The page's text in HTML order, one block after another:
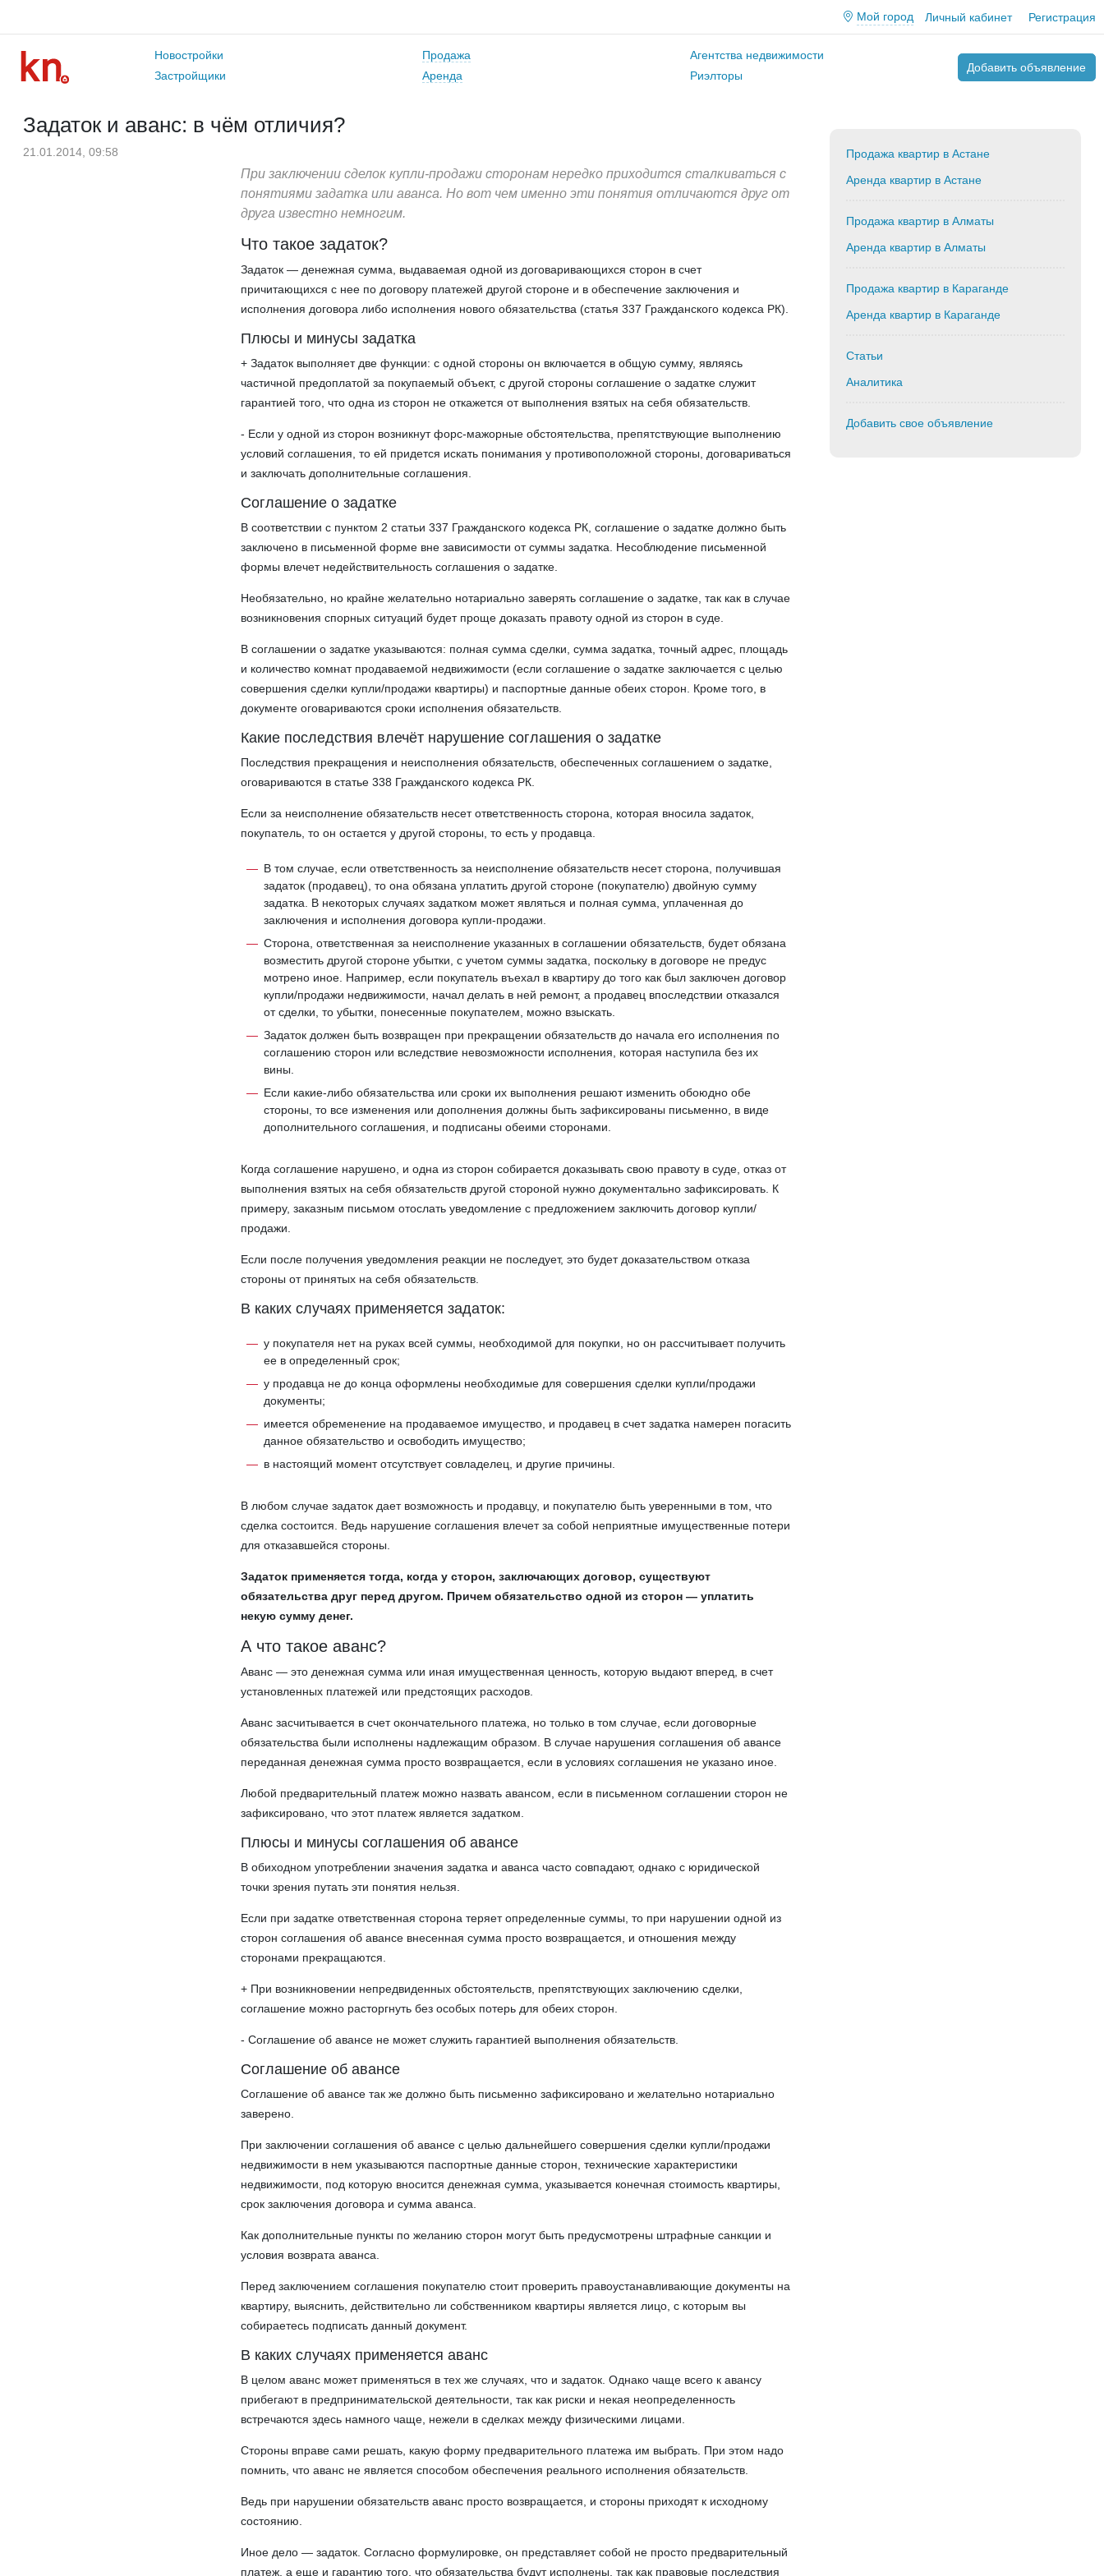
Мой город Личный кабинет Регистрация
Новостройки
Застройщики
Продажа
Аренда
Агентства недвижимости
Риэлторы
Добавить объявление
Задаток и аванс: в чём отличия?
21.01.2014, 09:58
При заключении сделок купли­-продажи сторонам нередко приходится сталкиваться с
понятиями задатка или аванса. Но вот чем именно эти понятия отличаются друг от
друга известно немногим.
Что такое задаток?
Задаток — денежная сумма, выдаваемая одной из договаривающихся сторон в счет
причитающихся с нее по договору платежей другой стороне и в обеспечение заключения и
исполнения договора либо исполнения нового обязательства (статья 337 Гражданского кодекса РК).
Плюсы и минусы задатка
+ Задаток выполняет две функции: с одной стороны он включается в общую сумму, являясь
частичной предоплатой за покупаемый объект, с другой стороны соглашение о задатке служит
гарантией того, что одна из сторон не откажется от выполнения взятых на себя обязательств.
- Если у одной из сторон возникнут форс­-мажорные обстоятельства, препятствующие выполнению
условий соглашения, то ей придется искать понимания у противоположной стороны, договариваться
и заключать дополнительные соглашения.
Соглашение о задатке
В соответствии с пунктом 2 статьи 337 Гражданского кодекса РК, соглашение о задатке должно быть
заключено в письменной форме вне зависимости от суммы задатка. Несоблюдение письменной
формы влечет недействительность соглашения о задатке.
Необязательно, но крайне желательно нотариально заверять соглашение о задатке, так как в случае
возникновения спорных ситуаций будет проще доказать правоту одной из сторон в суде.
В соглашении о задатке указываются: полная сумма сделки, сумма задатка, точный адрес, площадь
и количество комнат продаваемой недвижимости (если соглашение о задатке заключается с целью
совершения сделки купли/продажи квартиры) и паспортные данные обеих сторон. Кроме того, в
документе оговариваются сроки исполнения обязательств.
Какие последствия влечёт нарушение соглашения о задатке
Последствия прекращения и неисполнения обязательств, обеспеченных соглашением о задатке,
оговариваются в статье 338 Гражданского кодекса РК.
Если за неисполнение обязательств несет ответственность сторона, которая вносила задаток,
покупатель, то он остается у другой стороны, то есть у продавца.
В том случае, если ответственность за неисполнение обязательств несет сторона, получившая
задаток (продавец), то она обязана уплатить другой стороне (покупателю) двойную сумму
задатка. В некоторых случаях задатком может являться и полная сумма, уплаченная до
заключения и исполнения договора купли­-продажи.
Сторона, ответственная за неисполнение указанных в соглашении обязательств, будет обязана
возместить другой стороне убытки, с учетом суммы задатка, поскольку в договоре не предус­
мотрено иное. Например, если покупатель въехал в квартиру до того как был заключен договор
купли/продажи недвижимости, начал делать в ней ремонт, а продавец впоследствии отказался
от сделки, то убытки, понесенные покупателем, можно взыскать.
Задаток должен быть возвращен при прекращении обязательств до начала его исполнения по
соглашению сторон или вследствие невозможности исполнения, которая наступила без их
вины.
Если какие-­либо обязательства или сроки их выполнения решают изменить обоюдно обе
стороны, то все изменения или дополнения должны быть зафиксированы письменно, в виде
дополнительного соглашения, и подписаны обеими сторонами.
Когда соглашение нарушено, и одна из сторон собирается доказывать свою правоту в суде, отказ от
выполнения взятых на себя обязательств другой стороной нужно документально зафиксировать. К
примеру, заказным письмом отослать уведомление с предложением заключить договор купли/
продажи.
Если после получения уведомления реакции не последует, это будет доказательством отказа
стороны от принятых на себя обязательств.
В каких случаях применяется задаток:
у покупателя нет на руках всей суммы, необходимой для покупки, но он рассчитывает получить
ее в определенный срок;
у продавца не до конца оформлены необходимые для совершения сделки купли/продажи
документы;
имеется обременение на продаваемое имущество, и продавец в счет задатка намерен погасить
данное обязательство и освободить имущество;
в настоящий момент отсутствует совладелец, и другие причины.
В любом случае задаток дает возможность и продавцу, и покупателю быть уверенными в том, что
сделка состоится. Ведь нарушение соглашения влечет за собой неприятные имущественные потери
для отказавшейся стороны.
Задаток применяется тогда, когда у сторон, заключающих договор, существуют
обязательства друг перед другом. Причем обязательство одной из сторон — уплатить
некую сумму денег.
А что такое аванс?
Аванс — это денежная сумма или иная имущественная ценность, которую выдают вперед, в счет
установленных платежей или предстоящих расходов.
Аванс засчитывается в счет окончательного платежа, но только в том случае, если договорные
обязательства были исполнены надлежащим образом. В случае нарушения соглашения об авансе
переданная денежная сумма просто возвращается, если в условиях соглашения не указано иное.
Любой предварительный платеж можно назвать авансом, если в письменном соглашении сторон не
зафиксировано, что этот платеж является задатком.
Плюсы и минусы соглашения об авансе
В обиходном употреблении значения задатка и аванса часто совпадают, однако с юридической
точки зрения путать эти понятия нельзя.
Если при задатке ответственная сторона теряет определенные суммы, то при нарушении одной из
сторон соглашения об авансе внесенная сумма просто возвращается, и отношения между
сторонами прекращаются.
+ При возникновении непредвиденных обстоятельств, препятствующих заключению сделки,
соглашение можно расторгнуть без особых потерь для обеих сторон.
- Соглашение об авансе не может служить гарантией выполнения обязательств.
Соглашение об авансе
Соглашение об авансе так же должно быть письменно зафиксировано и желательно нотариально
заверено.
При заключении соглашения об авансе с целью дальнейшего совершения сделки купли/продажи
недвижимости в нем указываются паспортные данные сторон, технические характеристики
недвижимости, под которую вносится денежная сумма, указывается конечная стоимость квартиры,
срок заключения договора и сумма аванса.
Как дополнительные пункты по желанию сторон могут быть предусмотрены штрафные санкции и
условия возврата аванса.
Перед заключением соглашения покупателю стоит проверить правоустанавливающие документы на
квартиру, выяснить, действительно ли собственником квартиры является лицо, с которым вы
собираетесь подписать данный документ.
В каких случаях применяется аванс
В целом аванс может применяться в тех же случаях, что и задаток. Однако чаще всего к авансу
прибегают в предпринимательской деятельности, так как риски и некая неопределенность
встречаются здесь намного чаще, нежели в сделках между физическими лицами.
Стороны вправе сами решать, какую форму предварительного платежа им выбрать. При этом надо
помнить, что аванс не является способом обеспечения реального исполнения обязательств.
Ведь при нарушении обязательств аванс просто возвращается, и стороны приходят к исходному
состоянию.
Иное дело — задаток. Согласно формулировке, он представляет собой не просто предварительный
платеж, а еще и гарантию того, что обязательства будут исполнены, так как правовые последствия
Продажа квартир в Астане
Аренда квартир в Астане
Продажа квартир в Алматы
Аренда квартир в Алматы
Продажа квартир в Караганде
Аренда квартир в Караганде
Статьи
Аналитика
Добавить свое объявление